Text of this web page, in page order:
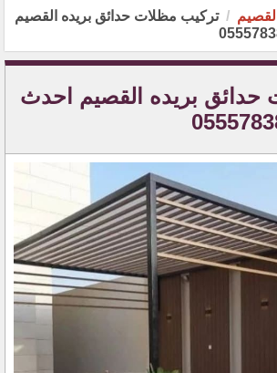
تركيب مظلات حدائق بريده القصيم
حدائق بريده القصيم احدث